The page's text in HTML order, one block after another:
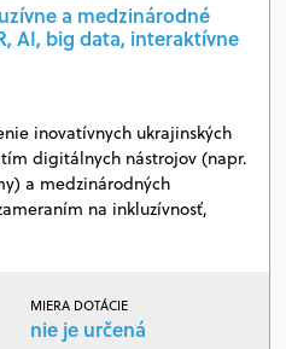
a medzinárodné
AI, big data, interaktívne
inovatívnych ukrajinských
digitálnych nástrojov (napr.
a medzinárodných
na inkluzívnosť,
MIERA DOTÁCIE
nie je určená